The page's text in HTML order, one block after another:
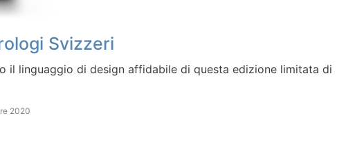
Svizzeri
il linguaggio di design affidabile di questa edizione limitata di
2020